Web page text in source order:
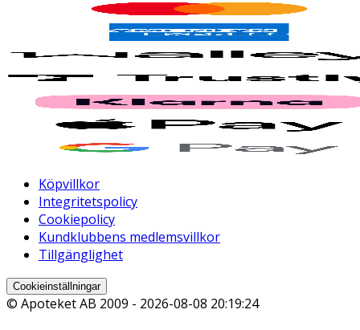
Köpvillkor
Integritetspolicy
Cookiepolicy
Kundklubbens medlemsvillkor
Tillgänglighet
Cookieinställningar
© Apoteket AB 2009 - 2026-08-08 20:19:24